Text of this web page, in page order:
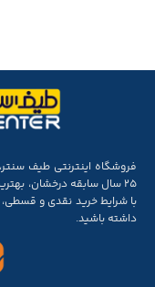
فروشگاه اینترنتی طیف
۲۵ سال سابقه‌ درخشان،
با شرایط خرید نقدی و
داشته باشید.